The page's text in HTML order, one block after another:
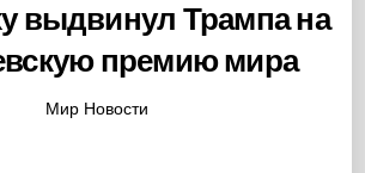
выдвинул Трампа на
премию мира
Мир Новости